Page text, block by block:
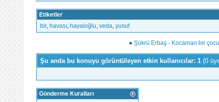
Etiketler
bir, havası hayaloğlu veda yusuf
« Şükrü Erbaş - Kocaman bir
Şu anda bu konuyu görüntüleyen etkin kullanıcılar: 1 (0
Gönderme Kuralları